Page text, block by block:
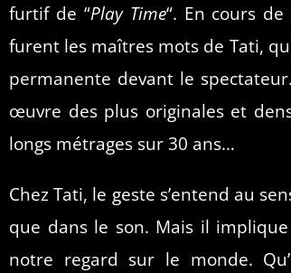
furtif de “Play Time“. En cours
furent les maîtres mots de Tati,
permanente devant le
œuvre des plus originales et
longs métrages sur 30 ans…
Chez Tati, le geste s’entend au
que dans le son. Mais il
notre regard sur le monde.